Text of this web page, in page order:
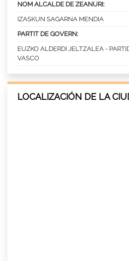
NOM ALCALDE DE ZEANURI:
IZASKUN SAGARNA MENDIA
PARTIT DE GOVERN:
EUZKO ALDERDI JELTZALEA -
VASCO
LOCALIZACIÓN DE LA